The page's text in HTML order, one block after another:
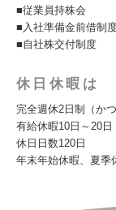
■従業員持株会
■入社準備金前借制
■自社株交付制度
休日休暇は
完全週休2日制（か
有給休暇10日～20日
休日日数120日
年末年始休暇、夏季